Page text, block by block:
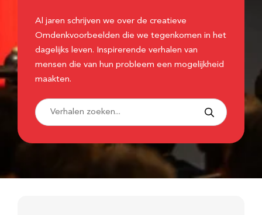
Al jaren schrijven we over de creatieve
Omdenkvoorbeelden die we tegenkomen in het
dagelijks leven. Inspirerende verhalen van
mensen die van hun probleem een mogelijkheid
maakten.